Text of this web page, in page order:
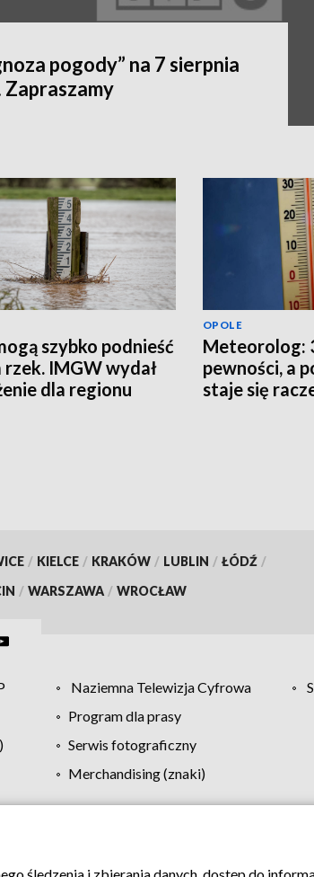
pogody” na 7 sierpnia
Zapraszamy
szybko podnieść
rzek. IMGW wydał
dla regionu
OPOLE
Meteorolog:
pewności, a
staje się
/ KIELCE / KRAKÓW / LUBLIN / ŁÓDŹ /
/ WARSZAWA / WROCŁAW
Naziemna Telewizja Cyfrowa
Program dla prasy
Serwis fotograficzny
Merchandising (znaki)
Pomoc Biuro reklamy Kontakt